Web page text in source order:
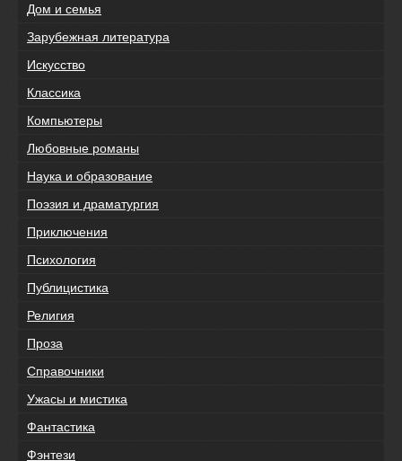
Дом и семья
Зарубежная литература
Искусство
Классика
Компьютеры
Любовные романы
Наука и образование
Поэзия и драматургия
Приключения
Психология
Публицистика
Религия
Проза
Справочники
Ужасы и мистика
Фантастика
Фэнтези